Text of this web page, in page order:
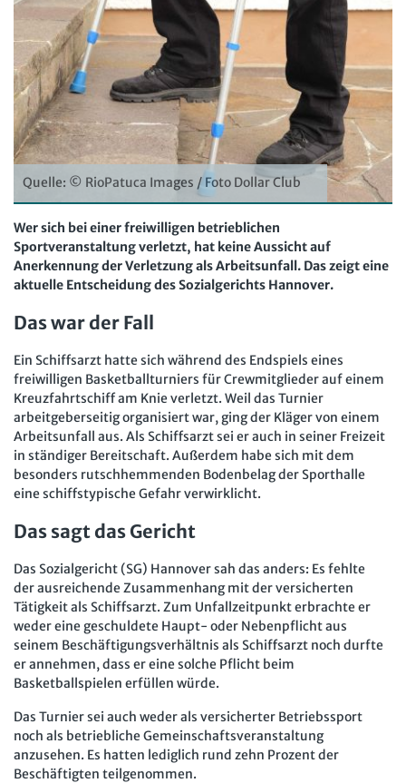
Computer und Arbeit
Gute Arbeit
Betriebsrat und Mitbestimmung
Arbeitsschutz und Mitbestimmung
Schwerbehindertenrecht und Inklusion
Mitbestimmung
Soziales Recht
Digitales Arbeits- und Sozialrecht
Beschäftigtendatenschutz online
Personalratswissen online
Schwerbehindertenrecht online
Arbeitszeit online
KI-Praxis Arbeitsrecht online
JAV-Praxis online
Newsletter
Bund SHOP
Abo
mein Bund-Online
Presse Interne Meldestelle Verträge kündigen
Hilfe
Erklärung zur Barrierefreiheit
Widerruf
Widerrufsrecht
Verlag
Karriere Buchhandel
Quelle: © RioPatuca Images / Foto Dollar Club
Wer sich bei einer freiwilligen betrieblichen
Sportveranstaltung verletzt, hat keine Aussicht auf
Anerkennung der Verletzung als Arbeitsunfall. Das zeigt eine
aktuelle Entscheidung des Sozialgerichts Hannover.
Das war der Fall
Ein Schiffsarzt hatte sich während des Endspiels eines
freiwilligen Basketballturniers für Crewmitglieder auf einem
Kreuzfahrtschiff am Knie verletzt. Weil das Turnier
arbeitgeberseitig organisiert war, ging der Kläger von einem
Arbeitsunfall aus. Als Schiffsarzt sei er auch in seiner Freizeit
in ständiger Bereitschaft. Außerdem habe sich mit dem
besonders rutschhemmenden Bodenbelag der Sporthalle
eine schiffstypische Gefahr verwirklicht.
Das sagt das Gericht
Das Sozialgericht (SG) Hannover sah das anders: Es fehlte
der ausreichende Zusammenhang mit der versicherten
Tätigkeit als Schiffsarzt. Zum Unfallzeitpunkt erbrachte er
weder eine geschuldete Haupt- oder Nebenpflicht aus
seinem Beschäftigungsverhältnis als Schiffsarzt noch durfte
er annehmen, dass er eine solche Pflicht beim
Basketballspielen erfüllen würde.
Das Turnier sei auch weder als versicherter Betriebssport
noch als betriebliche Gemeinschaftsveranstaltung
anzusehen. Es hatten lediglich rund zehn Prozent der
Beschäftigten teilgenommen.